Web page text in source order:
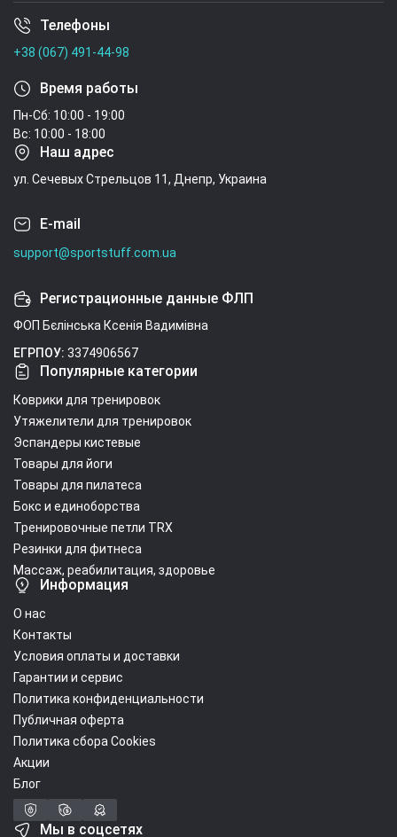
Условия соглашения
Телефоны
+38 (067) 491-44-98
Время работы
Пн-Сб: 10:00 - 19:00
Вс: 10:00 - 18:00
Наш адрес
ул. Сечевых Стрельцов 11, Днепр, Украина
E-mail
support@sportstuff.com.ua
Регистрационные данные ФЛП
ФОП Бєлінська Ксенія Вадимівна
ЕГРПОУ: 3374906567
Популярные категории
Коврики для тренировок
Утяжелители для тренировок
Эспандеры кистевые
Товары для йоги
Товары для пилатеса
Бокс и единоборства
Тренировочные петли TRX
Резинки для фитнеса
Массаж, реабилитация, здоровье
Информация
О нас
Контакты
Условия оплаты и доставки
Гарантии и сервис
Политика конфиденциальности
Публичная оферта
Политика сбора Cookies
Акции
Блог
Мы в соцсетях